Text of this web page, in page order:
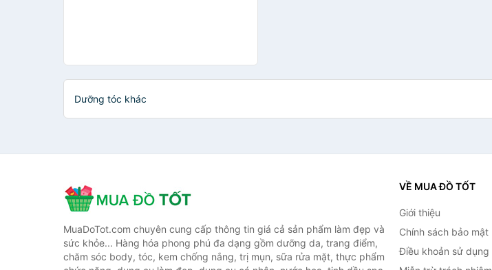
Dưỡng tóc khác
MuaDoTot.com chuyên cung cấp thông tin giá cả sản phẩm làm đẹp và
sức khỏe... Hàng hóa phong phú đa dạng gồm dưỡng da, trang điểm,
chăm sóc body, tóc, kem chống nắng, trị mụn, sữa rửa mặt, thực phẩm
VỀ MUA ĐỒ TỐT
Giới thiệu
Chính sách bảo mật
Điều khoản sử dụng